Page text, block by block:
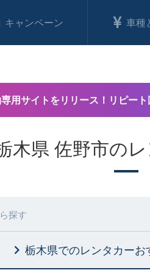
キャンペーン 車種
用サイトをリリース！リピー
木県 佐野市の
探す
栃木県でのレンタカーお